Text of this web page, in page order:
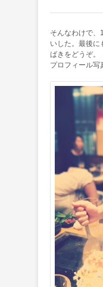
そんなわけで、
いした。最後に
ばきをどうぞ。
プロフィール写